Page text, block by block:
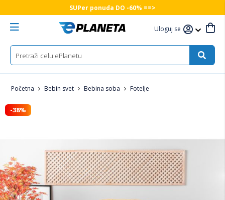
SUPer ponuda DO -60% ==>
Uloguj se
Početna Bebin svet Bebina soba Fotelje
-38%